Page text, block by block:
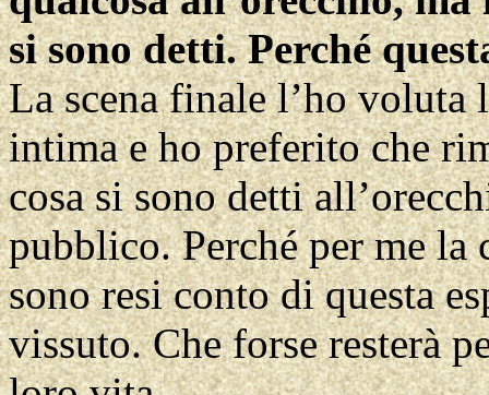
si sono detti. Perché
La scena finale l’ho voluta
intima e ho preferito che
cosa si sono detti
pubblico. Perché per me la
sono resi conto di questa
vissuto. Che forse resterà